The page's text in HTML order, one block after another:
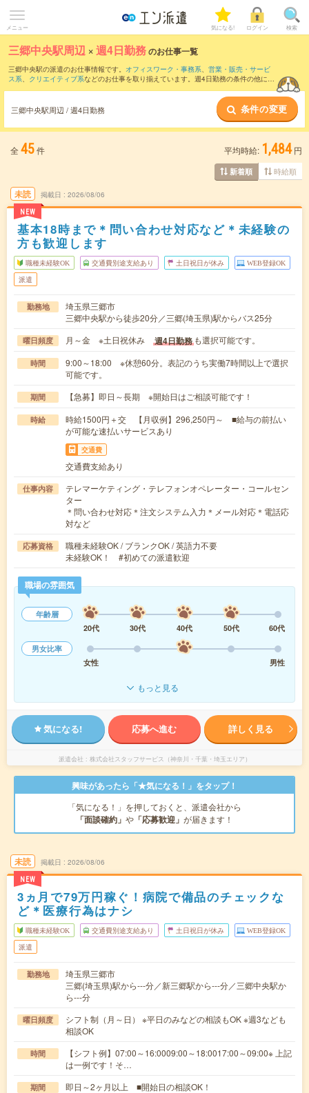
メニュー 気になる! ログイン 検索
三郷中央駅周辺 ×週4日勤務のお仕事一覧
三郷中央駅の派遣のお仕事情報です。 オフィスワーク・事務系、 営業・販売・サービ
ス系、 クリエイティブ系などのお仕事を取り揃えています。週4日勤務の条件の他に、
三郷中央駅周辺 / 週4日勤務 条件の変更
全 45件 平均時給: 1,484 円
新着順 時給順
未読
NEW
掲載日 2026/08/06
基本18時まで＊問い合わせ対応など＊未経験の
方も歓迎します
職種未経験OK 交通費別途支給あり 土日祝日が休み WEB登録OK
派遣
勤務地
埼玉県三郷市
三郷中央駅から徒歩20分／三郷(埼玉県)駅からバス25分
曜日頻度 月～金 ※土日祝休み 週4日勤務 も選択可能です。
時間
9:00～18:00 ※休憩60分。表記のうち実働7時間以上で選択
可能です。
期間 【急募】即日～長期 ※開始日はご相談可能です！
時給
時給1500円＋交 【月収例】296,250円～ ■給与の前払い
が可能な速払いサービスあり
交通費
交通費支給あり
仕事内容
テレマーケティング・テレフォンオペレーター・コールセン
ター
＊問い合わせ対応＊注文システム入力＊メール対応＊電話応
対など
応募資格
職種未経験OK / ブランクOK / 英語力不要
未経験OK！ #初めての派遣歓迎
職場の雰囲気
年齢層
20代
30代 40代 50代
60代
男女比率
女性
男性
もっと見る
気になる! 応募へ進む 詳しく見る
派遣会社 株式会社スタッフサービス（神奈川・千葉・埼玉エリア）
興味があったら「★気になる！」をタップ！
「気になる！」を押しておくと、派遣会社から
「面談確約」 や 「応募歓迎」 が届きます！
未読
NEW
掲載日 2026/08/06
3ヵ月で79万円稼ぐ！病院で備品のチェックな
ど＊医療行為はナシ
職種未経験OK 交通費別途支給あり 土日祝日が休み WEB登録OK
派遣
勤務地
埼玉県三郷市
三郷(埼玉県)駅から---分／新三郷駅から---分／三郷中央駅か
ら---分
曜日頻度
シフト制（月～日） ※平日のみなどの相談もOK ※週3なども
相談OK
時間
【シフト例】07:00～16:0009:00～18:0017:00～09:00※ 上記
は一例です！そ…
期間 即日～2ヶ月以上 ■開始日の相談OK！